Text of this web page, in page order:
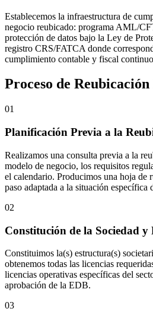
Establecemos la infraestructura de
negocio reubicado: programa AML/
protección de datos bajo la Ley de
registro CRS/FATCA donde
cumplimiento contable y fiscal
Proceso de
01
Planificación Previa a la
Realizamos una consulta previa a la
modelo de negocio, los requisitos
el calendario. Producimos una hoja de
paso adaptada a la situación específica
02
Constitución de la Sociedad y
Constituimos la(s) estructura(s)
obtenemos todas las licencias
licencias operativas específicas del
aprobación de la EDB.
03